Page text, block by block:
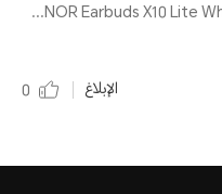
بواسطة HONOR Earbuds X10 Lite White
الإبلاغ
0